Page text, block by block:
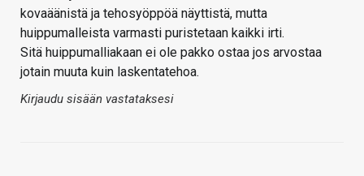
kovaäänistä ja tehosyöppöä näyttistä, mutta
huippumalleista varmasti puristetaan kaikki irti.
Sitä huippumalliakaan ei ole pakko ostaa jos arvostaa
jotain muuta kuin laskentatehoa.
Kirjaudu sisään vastataksesi